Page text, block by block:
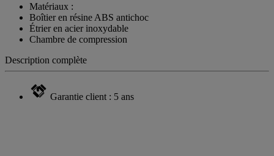
Matériaux :
Boîtier en résine ABS antichoc
Étrier en acier inoxydable
Chambre de compression
Description complète
Garantie client : 5 ans